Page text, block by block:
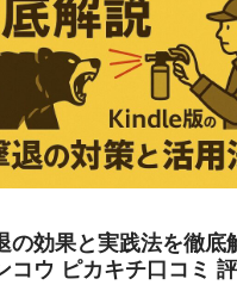
の効果と実践法を徹底
ウ ピカキチ口コミ